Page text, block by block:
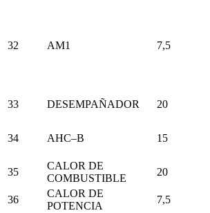
32 AM1 7,5
33
DESEMPAÑADOR 20
34 AHC–B 15
35
CALOR DE
COMBUSTIBLE
20
36
CALOR DE
POTENCIA
7,5